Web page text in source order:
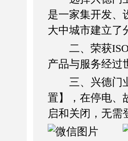
是一家集开发、
大中城市建立了
二、荣获
产品与服务经过
三、兴德门业
置】，在停电、
启和关闭，无需